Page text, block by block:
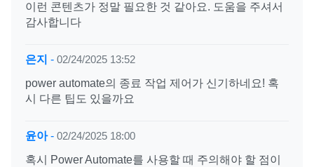
이런 콘텐츠가 정말 필요한 것 같아요. 도움을 주셔서
감사합니다
은지 - 02/24/2025 13:52
power automate의 종료 작업 제어가 신기하네요! 혹
시 다른 팁도 있을까요
윤아- 02/24/2025 18:00
혹시 Power Automate를 사용할 때 주의해야 할 점이